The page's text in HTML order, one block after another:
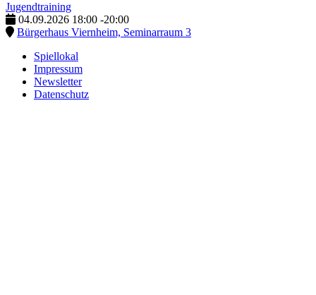
Jugendtraining
04.09.2026 18:00 -20:00
Bürgerhaus Viernheim, Seminarraum 3
Spiellokal
Impressum
Newsletter
Datenschutz